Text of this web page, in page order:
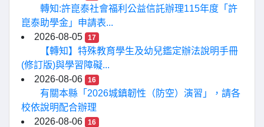
轉知:許崑泰社會福利公益信託辦理115年度「許
崑泰助學金」申請表...
2026-08-05
17
【轉知】特殊教育學生及幼兒鑑定辦法說明手冊
(修訂版)與學習障礙...
2026-08-06
16
有關本縣「2026城鎮韌性（防空）演習」，請各
校依說明配合辦理
2026-08-06
16